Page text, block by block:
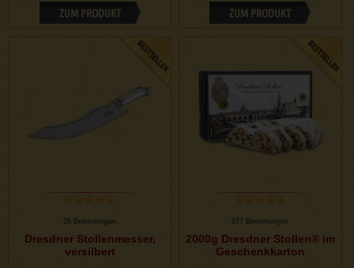
ZUM PRODUKT ZUM PRODUKT
28 Bewertungen
Dresdner Stollenmesser,
versilbert
877 Bewertungen
2000g Dresdner Stollen® im
Geschenkkarton